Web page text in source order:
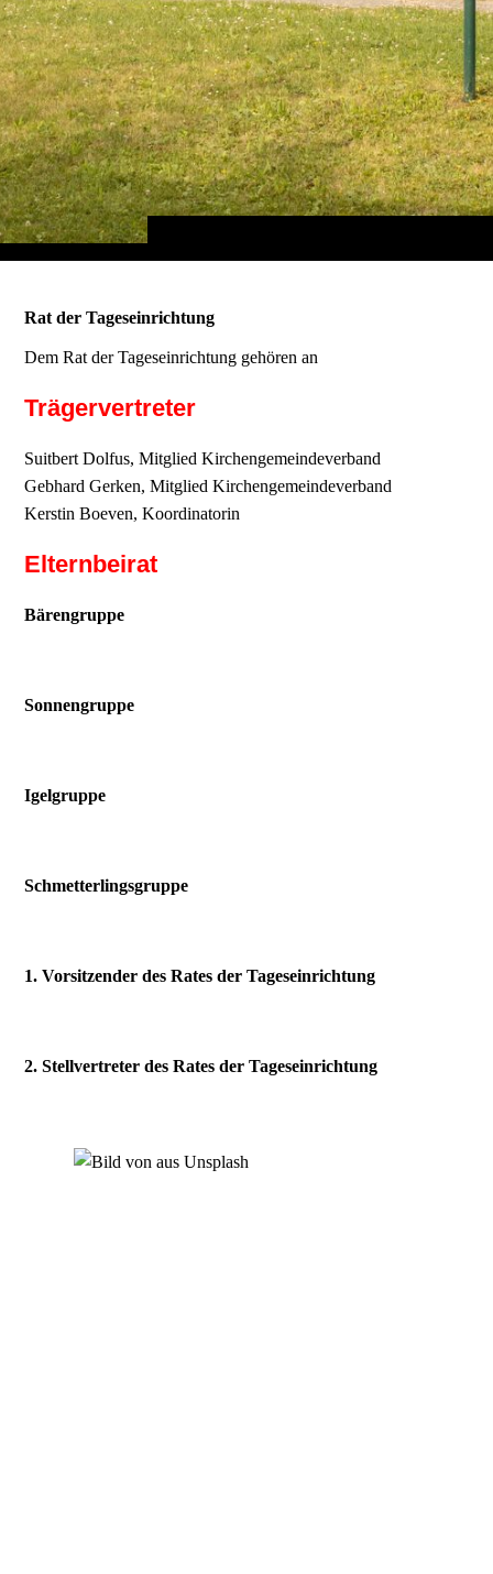
Rat der Tageseinrichtung
Dem Rat der Tageseinrichtung gehören an
Trägervertreter
Suitbert Dolfus, Mitglied Kirchengemeindeverband
Gebhard Gerken, Mitglied Kirchengemeindeverband
Kerstin Boeven, Koordinatorin
Elternbeirat
Bärengruppe
Sonnengruppe
Igelgruppe
Schmetterlingsgruppe
1. Vorsitzender des Rates der Tageseinrichtung
2. Stellvertreter des Rates der Tageseinrichtung